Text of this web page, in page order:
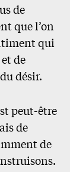
de
que l’on
qui
de
désir.
peut-être
de
de